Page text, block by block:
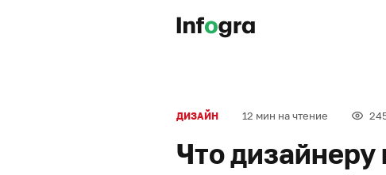
ДИЗАЙН 12 мин на чтение
Что дизайнеру